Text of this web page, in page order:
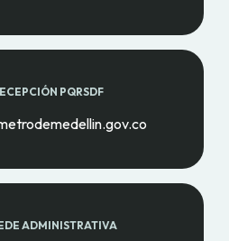
PQRSDF
ADMINISTRATIVA